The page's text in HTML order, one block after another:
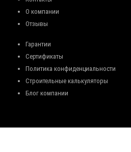
О компании
Отзывы
Гарантии
Сертификаты
Политика конфиденциальности
Строительные калькуляторы
Блог компании